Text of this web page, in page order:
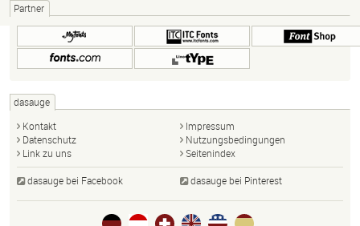
Partner
dasauge
Kontakt
Impressum
Datenschutz
Nutzungsbedingungen
Link zu uns
Seitenindex
dasauge bei Facebook dasauge bei Pinterest